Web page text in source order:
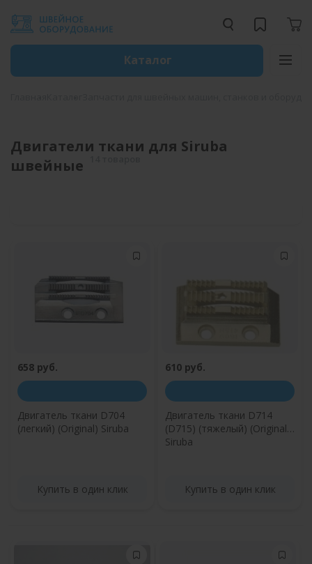
Каталог
Двигатели ткани для Siruba
швейные
658 руб.
Двигатель ткани D704
(легкий) (Original) Siruba
Купить в один клик
610 руб.
Двигатель ткани D714
(D715) (тяжелый) (Original)
Siruba
Купить в один клик